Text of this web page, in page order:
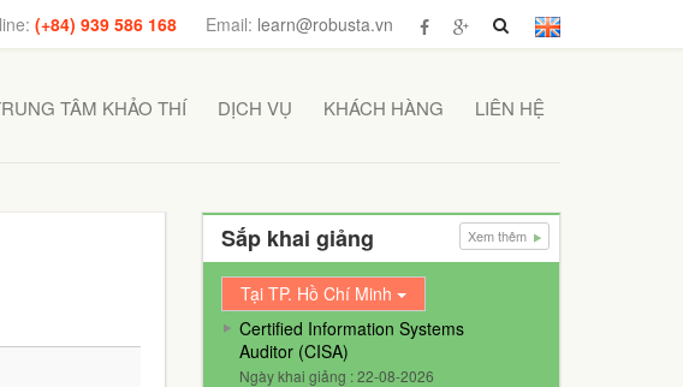
Email: learn@robusta.vn
(+84) 939 586 168
TÂM KHẢO THÍ DỊCH VỤ KHÁCH HÀNG LIÊN HỆ
Sắp khai giảng Xem thêm
Tại TP. Hồ Chí Minh
Certified Information Systems
Auditor (CISA)
Ngày khai giảng : 22-08-2026